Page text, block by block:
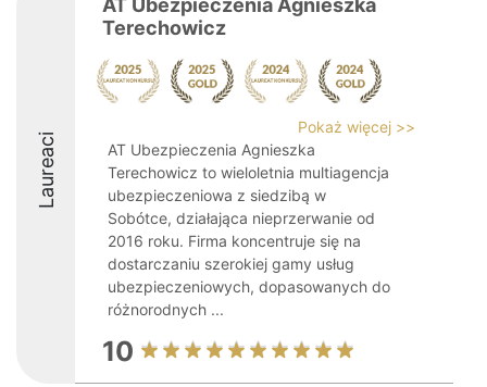
Laureaci
AT Ubezpieczenia Agnieszka
Terechowicz
Pokaż więcej >>
AT Ubezpieczenia Agnieszka
Terechowicz to wieloletnia multiagencja
ubezpieczeniowa z siedzibą w
Sobótce, działająca nieprzerwanie od
2016 roku. Firma koncentruje się na
dostarczaniu szerokiej gamy usług
ubezpieczeniowych, dopasowanych do
różnorodnych ...
10